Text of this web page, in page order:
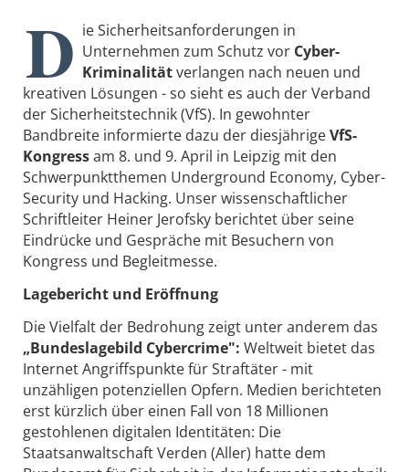
D ie Sicherheitsanforderungen in
Unternehmen zum Schutz vor Cyber-
Kriminalitätverlangen nach neuen und
kreativen Lösungen - so sieht es auch der Verband
der Sicherheitstechnik (VfS). In gewohnter
Bandbreite informierte dazu der diesjährigeVfS-
Kongressam 8. und 9. April in Leipzig mit den
Schwerpunktthemen Underground Economy, Cyber-
Security und Hacking. Unser wissenschaftlicher
Schriftleiter Heiner Jerofsky berichtet über seine
Eindrücke und Gespräche mit Besuchern von
Kongress und Begleitmesse.
Lagebericht und Eröffnung
Die Vielfalt der Bedrohung zeigt unter anderem das
„Bundeslagebild Cybercrime": Weltweit bietet das
Internet Angriffspunkte für Straftäter - mit
unzähligen potenziellen Opfern. Medien berichteten
erst kürzlich über einen Fall von 18 Millionen
gestohlenen digitalen Identitäten: Die
Staatsanwaltschaft Verden (Aller) hatte dem